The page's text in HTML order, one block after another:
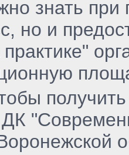
знать
но и